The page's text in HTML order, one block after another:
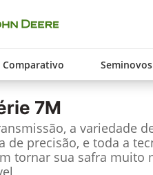
Comparativo Seminovos
7M
a variedade
de precisão, e toda a
tornar sua safra muito